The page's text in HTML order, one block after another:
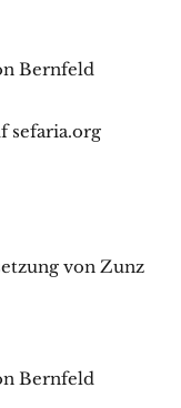
Bernfeld
sefaria.org
von Zunz
Bernfeld